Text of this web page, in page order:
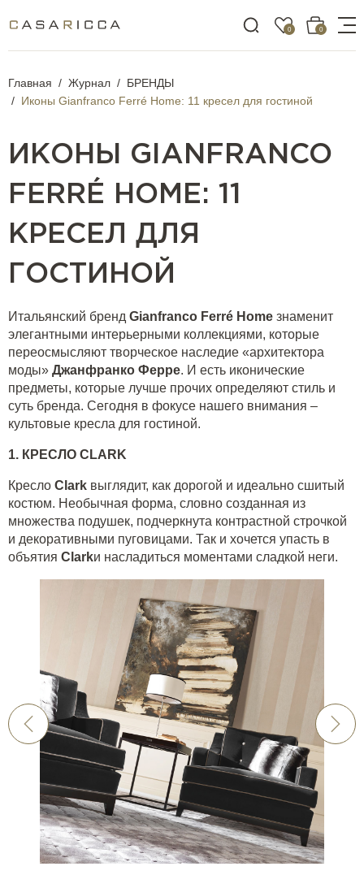
0 0
Главная Журнал
БРЕНДЫ
Иконы Gianfranco Ferré Home: 11 кресел для гостиной
ИКОНЫ GIANFRANCO
FERRÉ HOME: 11
КРЕСЕЛ ДЛЯ
ГОСТИНОЙ
Итальянский бренд Gianfranco Ferré Home знаменит
элегантными интерьерными коллекциями, которые
переосмысляют творческое наследие «архитектора
моды» Джанфранко Ферре. И есть иконические
предметы, которые лучше прочих определяют стиль и
суть бренда. Сегодня в фокусе нашего внимания –
культовые кресла для гостиной.
1. КРЕСЛО CLARK
Кресло Clark выглядит, как дорогой и идеально сшитый
костюм. Необычная форма, словно созданная из
множества подушек, подчеркнута контрастной строчкой
и декоративными пуговицами. Так и хочется упасть в
объятия Clarkи насладиться моментами сладкой неги.